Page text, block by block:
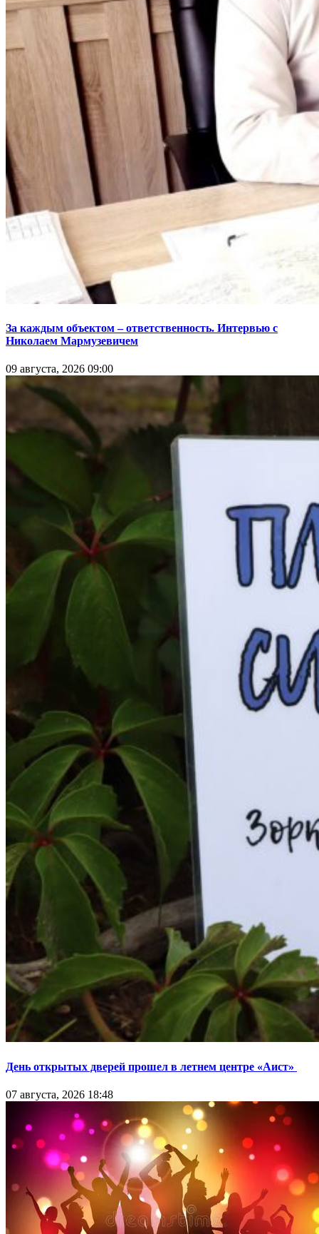
За каждым объектом – ответственность. Интервью с
Николаем Мармузевичем
09 августа, 2026 09:00
День открытых дверей прошел в летнем центре «Аист»
07 августа, 2026 18:48